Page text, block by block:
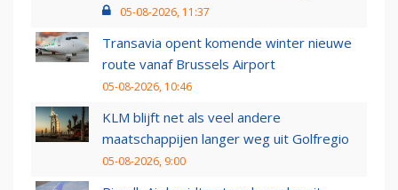
05-08-2026, 11:37
Transavia opent komende winter nieuwe
route vanaf Brussels Airport
05-08-2026, 10:46
KLM blijft net als veel andere
maatschappijen langer weg uit Golfregio
05-08-2026, 9:00